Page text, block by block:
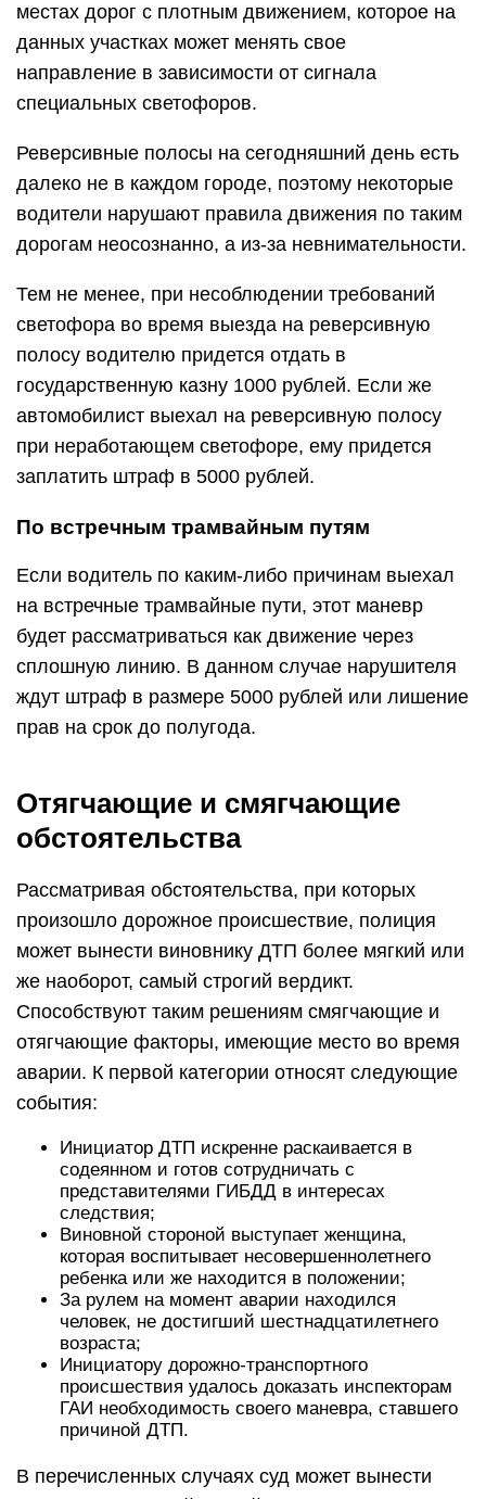
местах дорог с плотным движением, которое на
данных участках может менять свое
направление в зависимости от сигнала
специальных светофоров.
Реверсивные полосы на сегодняшний день есть
далеко не в каждом городе, поэтому некоторые
водители нарушают правила движения по таким
дорогам неосознанно, а из-за невнимательности.
Тем не менее, при несоблюдении требований
светофора во время выезда на реверсивную
полосу водителю придется отдать в
государственную казну 1000 рублей. Если же
автомобилист выехал на реверсивную полосу
при неработающем светофоре, ему придется
заплатить штраф в 5000 рублей.
По встречным трамвайным путям
Если водитель по каким-либо причинам выехал
на встречные трамвайные пути, этот маневр
будет рассматриваться как движение через
сплошную линию. В данном случае нарушителя
ждут штраф в размере 5000 рублей или лишение
прав на срок до полугода.
Отягчающие и смягчающие
обстоятельства
Рассматривая обстоятельства, при которых
произошло дорожное происшествие, полиция
может вынести виновнику ДТП более мягкий или
же наоборот, самый строгий вердикт.
Способствуют таким решениям смягчающие и
отягчающие факторы, имеющие место во время
аварии. К первой категории относят следующие
события:
Инициатор ДТП искренне раскаивается в
содеянном и готов сотрудничать с
представителями ГИБДД в интересах
следствия;
Виновной стороной выступает женщина,
которая воспитывает несовершеннолетнего
ребенка или же находится в положении;
За рулем на момент аварии находился
человек, не достигший шестнадцатилетнего
возраста;
Инициатору дорожно-транспортного
происшествия удалось доказать инспекторам
ГАИ необходимость своего маневра, ставшего
причиной ДТП.
В перечисленных случаях суд может вынести